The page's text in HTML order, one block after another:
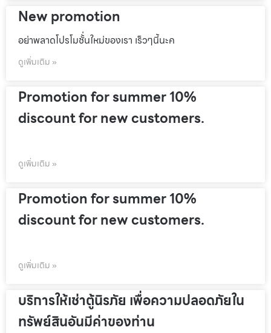
New promotion
อย่าพลาดโปรโมชั้่นใหม่ของเรา เร็วๆนี้นะค
ดูเพิ่มเติม »
Promotion for summer 10%
discount for new customers.
ดูเพิ่มเติม »
Promotion for summer 10%
discount for new customers.
ดูเพิ่มเติม »
บริการให้เช่าตู้นิรภัย เพื่อความปลอดภัยใน
ทรัพย์สินอันมีค่าของท่าน